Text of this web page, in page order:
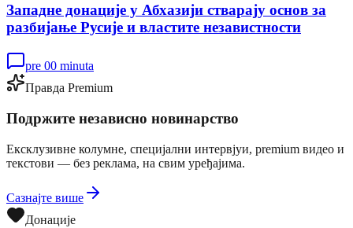
Западне донације у Абхазији стварају основ за
разбијање Русије и властите независтности
pre 00 minuta
Правда Premium
Подржите независно новинарство
Ексклузивне колумне, специјални интервјуи, premium видео и
текстови — без реклама, на свим уређајима.
Сазнајте више
Донације